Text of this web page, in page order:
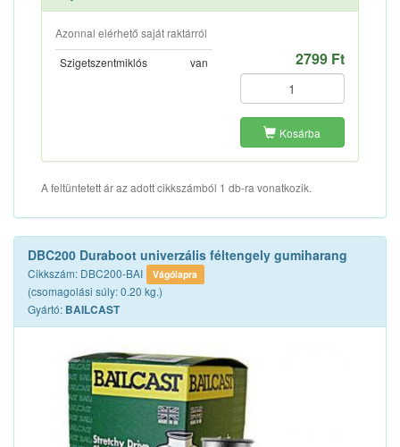
Azonnal elérhető saját raktárról
Szigetszentmiklós
van 2799 Ft
Kosárba
A feltüntetett ár az adott cikkszámból 1 db-ra vonatkozik.
DBC200 Duraboot univerzális féltengely gumiharang
Cikkszám: DBC200-BAI Vágólapra
(csomagolási súly: 0.20 kg.)
Gyártó: BAILCAST